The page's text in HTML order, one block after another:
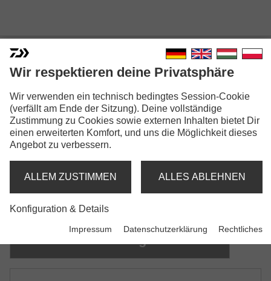
N'ZON KESCHERSTANGE
Modellausführungen: 3
N'Zon Kescherstange Feeder Pro
N'Zon Kescherstange Feeder
Wir respektieren deine Privatsphäre
Wir verwenden ein technisch bedingtes Session-Cookie
(verfällt am Ende der Sitzung). Deine vollständige
Zustimmung zu Cookies sowie externen Inhalten bietet Dir
einen erweiterten Komfort, und uns die Möglichkeit dieses
Angebot zu verbessern.
ALLEM ZUSTIMMEN ALLES ABLEHNEN
Konfiguration & Details
Impressum Datenschutzerklärung Rechtliches